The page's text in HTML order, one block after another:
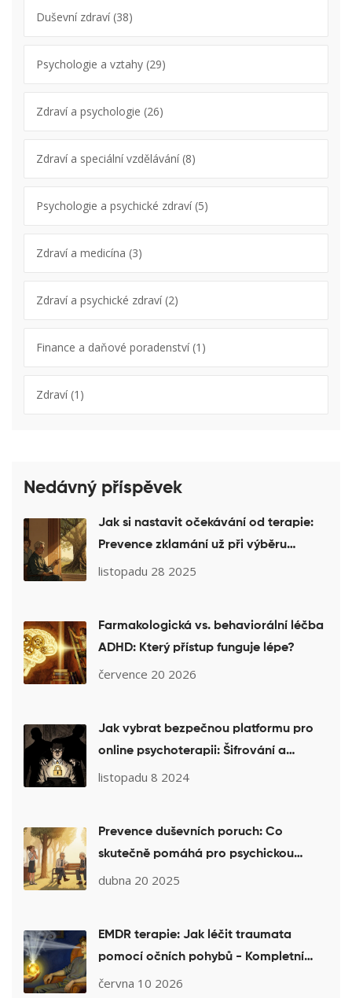
Duševní zdraví(38)
Psychologie a vztahy (29)
Zdraví a psychologie (26)
Zdraví a speciální vzdělávání(8)
Psychologie a psychické zdraví(5)
Zdraví a medicína (3)
Zdraví a psychické zdraví(2)
Finance a daňové poradenství(1)
Zdraví(1)
Nedávný příspěvek
Jak si nastavit očekávání od terapie:
Prevence zklamání už při výběru
terapeuta
listopadu 28 2025
Farmakologická vs. behaviorální léčba
ADHD: Který přístup funguje lépe?
července 20 2026
Jak vybrat bezpečnou platformu pro
online psychoterapii: Šifrování a
soukromí
listopadu 8 2024
Prevence duševních poruch: Co
skutečně pomáhá pro psychickou
pohodu
dubna 20 2025
EMDR terapie: Jak léčit traumata
pomocí očních pohybů - Kompletní
průvodce
června 10 2026